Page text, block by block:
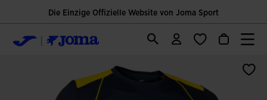
Die Einzige Offizielle Website von Joma Sport